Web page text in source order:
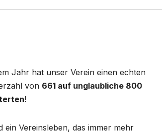
Jahr hat unser Verein einen echten
von 661 auf unglaubliche 800
!
Vereinsleben, das immer mehr